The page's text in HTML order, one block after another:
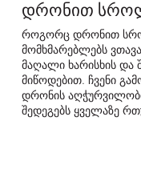
რას ვთავაზობთ?
სარეკლამო
ფილმი
დეტალი
განსაკუთრებული
დღე
დრონით
როგორც დრონით
მომხმარებლებს
მაღალი ხარისხის და
მიწოდებით. ჩვენი
დრონის
შედეგებს ყველაზე